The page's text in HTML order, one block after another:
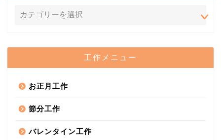
工作メニュー
お正月工作
節分工作
バレンタイン工作